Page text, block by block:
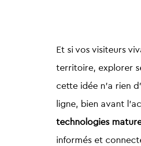
Et si vos visiteurs
territoire, explorer
cette idée n’a rien
ligne, bien avant
technologies
informés et